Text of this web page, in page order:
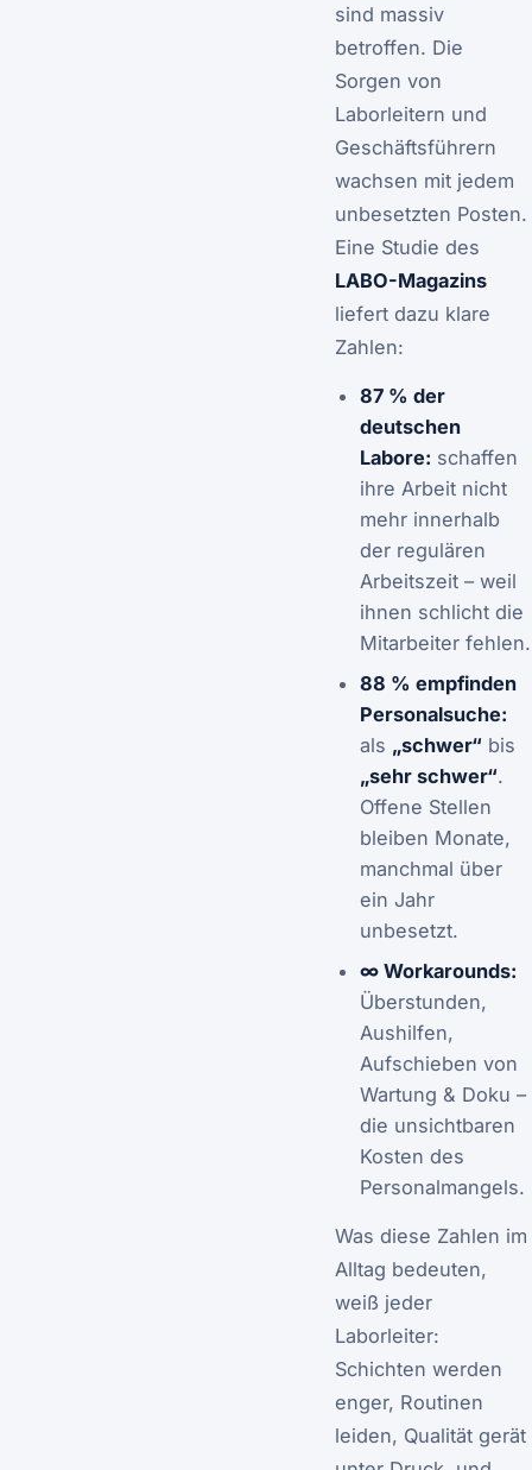
sind massiv
betroffen. Die
Sorgen von
Laborleitern und
Geschäftsführern
wachsen mit jedem
unbesetzten Posten.
Eine Studie des
LABO-Magazins
liefert dazu klare
Zahlen:
87 % der
deutschen
Labore: schaffen
ihre Arbeit nicht
mehr innerhalb
der regulären
Arbeitszeit – weil
ihnen schlicht die
Mitarbeiter fehlen.
88 % empfinden
Personalsuche:
als „schwer“ bis
„sehr schwer“.
Offene Stellen
bleiben Monate,
manchmal über
ein Jahr
unbesetzt.
∞ Workarounds:
Überstunden,
Aushilfen,
Aufschieben von
Wartung & Doku –
die unsichtbaren
Kosten des
Personalmangels.
Was diese Zahlen im
Alltag bedeuten,
weiß jeder
Laborleiter:
Schichten werden
enger, Routinen
leiden, Qualität gerät